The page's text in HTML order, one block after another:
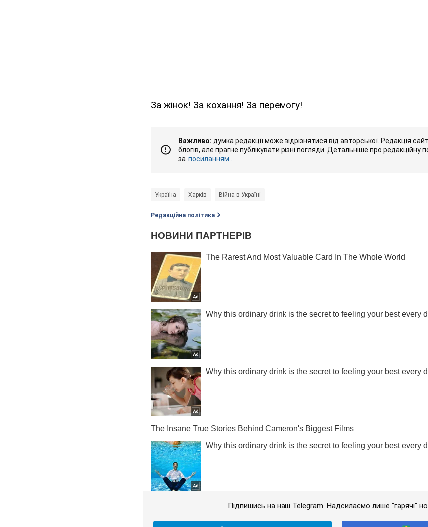
За жінок! За кохання! За перемогу!
Важливо: думка редакції може відрізнятися від авторської. Редакція
блогів, але прагне публікувати різні погляди. Детальніше про редакційну
за посиланням...
Україна Харків Війна в Україні
Редакційна політика
Підпишись на наш Telegram. Надсилаємо лише "гарячі"